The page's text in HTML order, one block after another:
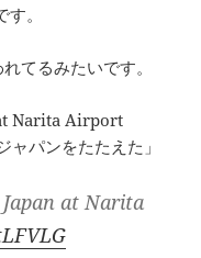
。
てるみたいです。
Narita Airport
ャパンをたたえた」
at Narita